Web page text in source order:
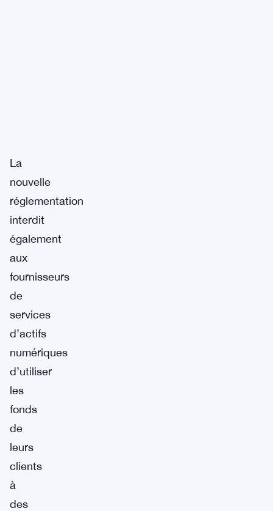
La
nouvelle
réglementation
interdit
également
aux
fournisseurs
de
services
d’actifs
numériques
d’utiliser
les
fonds
de
leurs
clients
à
des